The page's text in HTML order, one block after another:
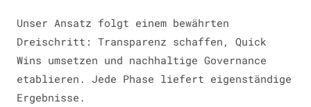
Unser Ansatz folgt einem bewährten
Dreischritt: Transparenz schaffen, Quick
Wins umsetzen und nachhaltige Governance
etablieren. Jede Phase liefert eigenständige
Ergebnisse.